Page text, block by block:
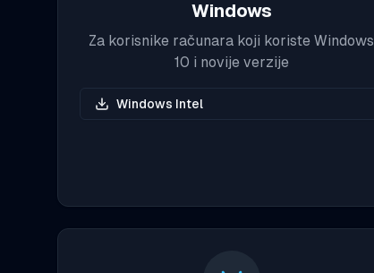
Windows
Za korisnike računara koji koriste Windows
10 i novije verzije
Windows Intel